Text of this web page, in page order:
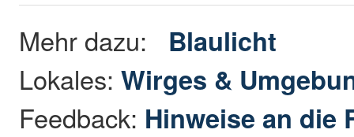
Mehr dazu: Blaulicht
Lokales:Wirges &
Feedback: Hinweise an die